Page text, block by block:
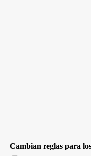
Cambian reglas para